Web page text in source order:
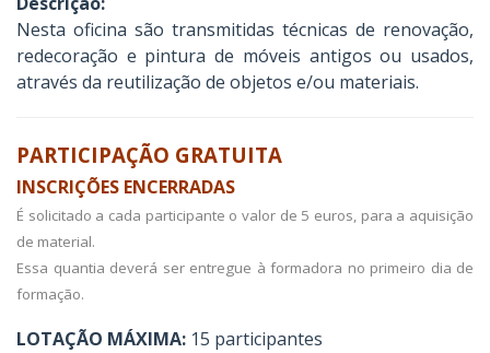
Nesta oficina são transmitidas técnicas de renovação,
redecoração e pintura de móveis antigos ou usados,
através da reutilização de objetos e/ou materiais.
PARTICIPAÇÃO GRATUITA
INSCRIÇÕES ENCERRADAS
É solicitado a cada participante o valor de 5 euros, para a aquisição
de material.
Essa quantia deverá ser entregue à formadora no primeiro dia de
formação.
LOTAÇÃO MÁXIMA: 15 participantes